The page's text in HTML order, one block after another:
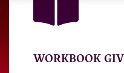
WORKBOOK